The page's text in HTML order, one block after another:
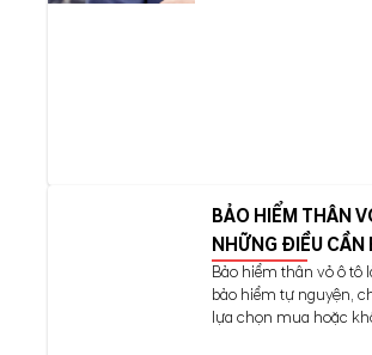
BẢO HIỂM THÂN
NHỮNG ĐIỀU CẦN
Bảo hiểm thân vỏ ô tô
bảo hiểm tự nguyện,
lựa chọn mua hoặc